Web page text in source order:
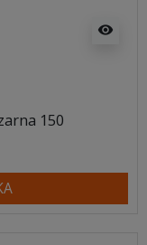
visibility
150